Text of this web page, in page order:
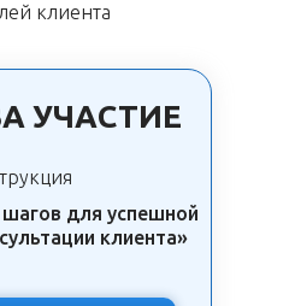
клиента
УЧАСТИЕ
шагов для успешной
клиента»